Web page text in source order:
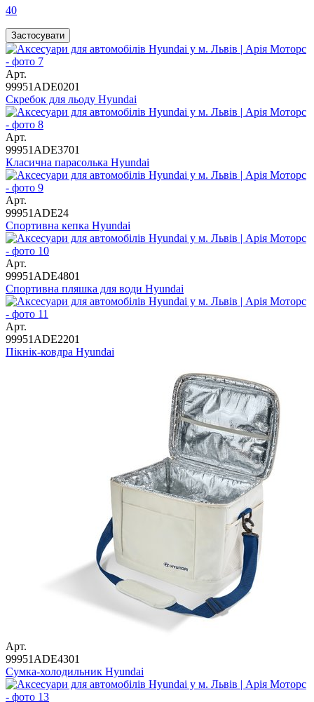
40
Арт.
99951ADE0201
Скребок для льоду Hyundai
Арт.
99951ADE3701
Класична парасолька Hyundai
Арт.
99951ADE24
Спортивна кепка Hyundai
Арт.
99951ADE4801
Спортивна пляшка для води Hyundai
Арт.
99951ADE2201
Пікнік-ковдра Hyundai
Арт.
99951ADE4301
Сумка-холодильник Hyundai